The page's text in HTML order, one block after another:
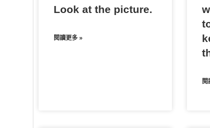
Look at the picture.
閱讀更多 »
閱